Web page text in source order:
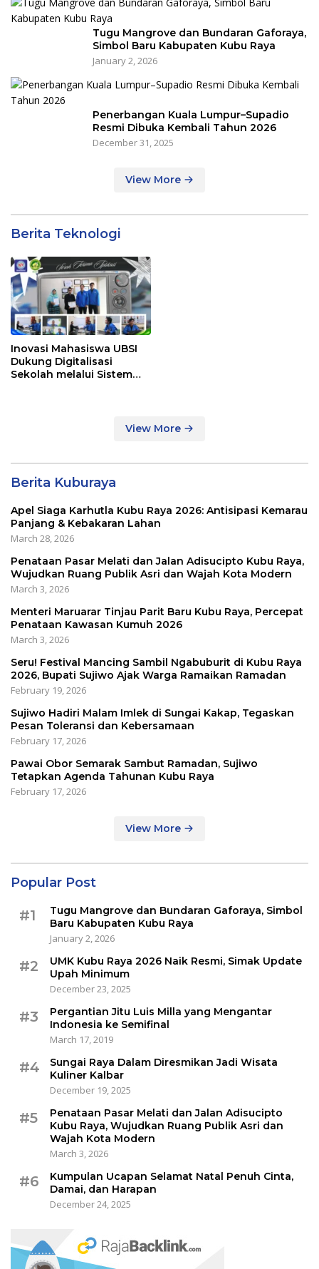
Tugu Mangrove dan Bundaran Gaforaya,
Simbol Baru Kabupaten Kubu Raya
January 2, 2026
Penerbangan Kuala Lumpur–Supadio
Resmi Dibuka Kembali Tahun 2026
December 31, 2025
View More
Berita Teknologi
Inovasi Mahasiswa UBSI
Dukung Digitalisasi
Sekolah melalui Sistem
View More
Berita Kuburaya
Apel Siaga Karhutla Kubu Raya 2026: Antisipasi Kemarau
Panjang & Kebakaran Lahan
March 28, 2026
Penataan Pasar Melati dan Jalan Adisucipto Kubu Raya,
Wujudkan Ruang Publik Asri dan Wajah Kota Modern
March 3, 2026
Menteri Maruarar Tinjau Parit Baru Kubu Raya, Percepat
Penataan Kawasan Kumuh 2026
March 3, 2026
Seru! Festival Mancing Sambil Ngabuburit di Kubu Raya
2026, Bupati Sujiwo Ajak Warga Ramaikan Ramadan
February 19, 2026
Sujiwo Hadiri Malam Imlek di Sungai Kakap, Tegaskan
Pesan Toleransi dan Kebersamaan
February 17, 2026
Pawai Obor Semarak Sambut Ramadan, Sujiwo
Tetapkan Agenda Tahunan Kubu Raya
February 17, 2026
View More
Popular Post
#1
Tugu Mangrove dan Bundaran Gaforaya, Simbol
Baru Kabupaten Kubu Raya
January 2, 2026
#2
UMK Kubu Raya 2026 Naik Resmi, Simak Update
Upah Minimum
December 23, 2025
#3
Pergantian Jitu Luis Milla yang Mengantar
Indonesia ke Semifinal
March 17, 2019
#4
Sungai Raya Dalam Diresmikan Jadi Wisata
Kuliner Kalbar
December 19, 2025
#5
Penataan Pasar Melati dan Jalan Adisucipto
Kubu Raya, Wujudkan Ruang Publik Asri dan
Wajah Kota Modern
March 3, 2026
#6
Kumpulan Ucapan Selamat Natal Penuh Cinta,
Damai, dan Harapan
December 24, 2025